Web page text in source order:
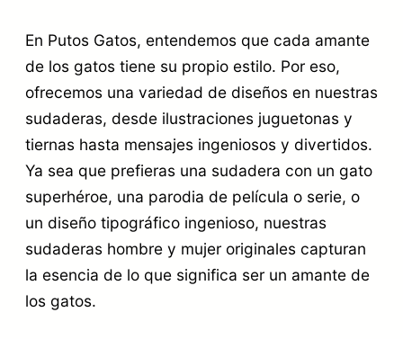
En Putos Gatos, entendemos que cada amante
de los gatos tiene su propio estilo. Por eso,
ofrecemos una variedad de diseños en nuestras
sudaderas, desde ilustraciones juguetonas y
tiernas hasta mensajes ingeniosos y divertidos.
Ya sea que prefieras una sudadera con un gato
superhéroe, una parodia de película o serie, o
un diseño tipográfico ingenioso, nuestras
sudaderas hombre y mujer originales capturan
la esencia de lo que significa ser un amante de
los gatos.